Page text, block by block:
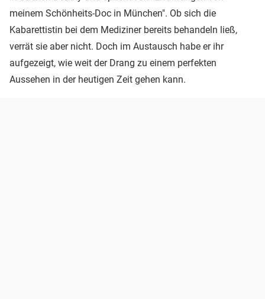
meinem Schönheits-Doc in München". Ob sich die
Kabarettistin bei dem Mediziner bereits behandeln ließ,
verrät sie aber nicht. Doch im Austausch habe er ihr
aufgezeigt, wie weit der Drang zu einem perfekten
Aussehen in der heutigen Zeit gehen kann.